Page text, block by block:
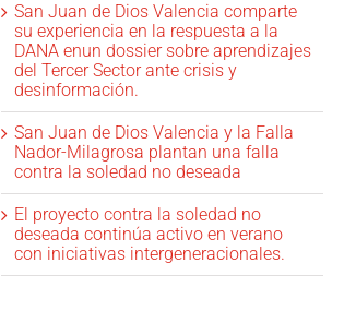
San Juan de Dios Valencia comparte
su experiencia en la respuesta a la
DANA enun dossier sobre aprendizajes
del Tercer Sector ante crisis y
desinformación.
San Juan de Dios Valencia y la Falla
Nador-Milagrosa plantan una falla
contra la soledad no deseada
El proyecto contra la soledad no
deseada continúa activo en verano
con iniciativas intergeneracionales.